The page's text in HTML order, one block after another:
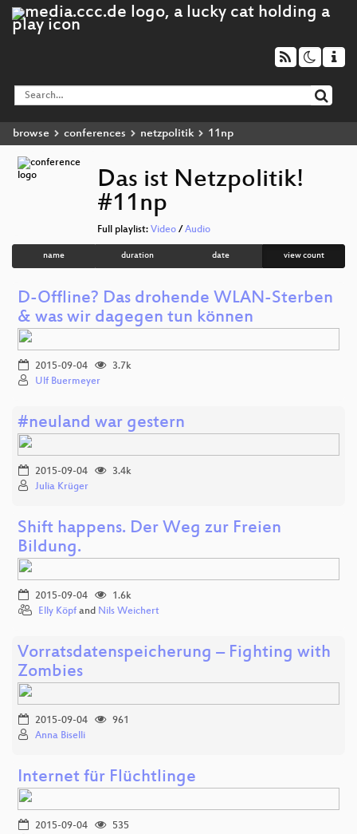
browse conferences netzpolitik 11np
Das ist Netzpolitik!
#11np
Full playlist:Video /Audio
name duration date view count
D-Offline? Das drohende WLAN-Sterben
& was wir dagegen tun können
2015-09-04
3.7k
Ulf Buermeyer
#neuland war gestern
2015-09-04
3.4k
Julia Krüger
Shift happens. Der Weg zur Freien
Bildung.
2015-09-04
1.6k
Elly Köpf and Nils Weichert
Vorratsdatenspeicherung – Fighting with
Zombies
2015-09-04
961
Anna Biselli
Internet für Flüchtlinge
2015-09-04
535